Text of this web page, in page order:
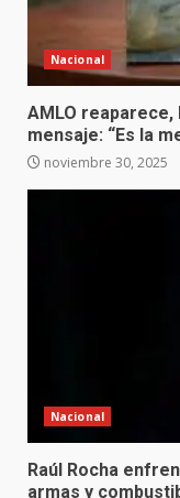
Nacional
AMLO
mensaje: “Es la
noviembre 30, 2025
Nacional
Raúl Rocha
armas y